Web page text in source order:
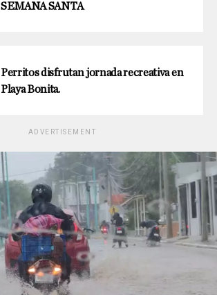
SEMANA SANTA
Perritos disfrutan jornada recreativa en
Playa Bonita.
ADVERTISEMENT